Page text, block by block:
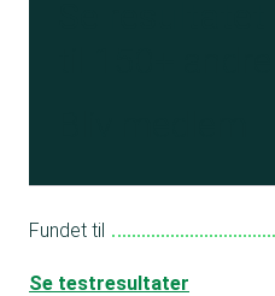
Fundet til
Se testresultater